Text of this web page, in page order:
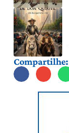
Compartilhe: